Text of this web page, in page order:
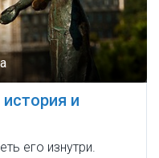
и
его изнутри.